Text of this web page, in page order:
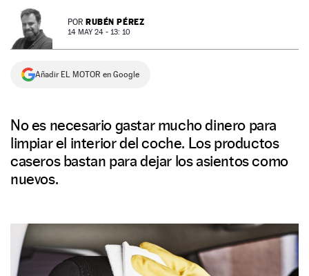
NEWSLETTER POR RUBÉN PÉREZ
14 MAY 24 - 13: 10
Añadir EL MOTOR en Google
No es necesario gastar mucho dinero para
limpiar el interior del coche. Los productos
caseros bastan para dejar los asientos como
nuevos.